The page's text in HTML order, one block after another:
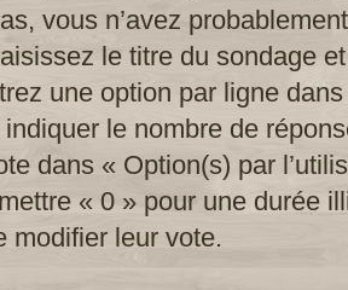
vous n’avez
le titre du sondage
une option par ligne
le nombre de
dans « Option(s) par
« 0 » pour une durée
modifier leur vote.